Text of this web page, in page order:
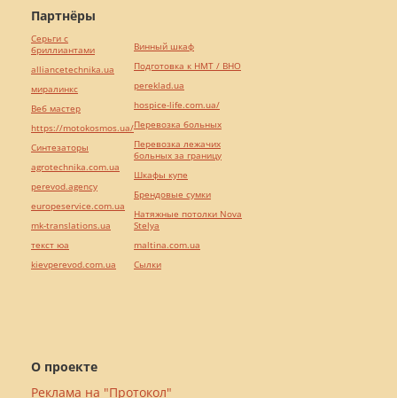
О проекте
Реклама на "Протокол"
Партнёры
Серьги с
бриллиантами
alliancetechnika.ua
миралинкс
Веб мастер
https://motokosmos.ua/
Синтезаторы
agrotechnika.com.ua
perevod.agency
europeservice.com.ua
mk-translations.ua
текст юа
kievperevod.com.ua
Винный шкаф
Подготовка к НМТ / ВНО
pereklad.ua
hospice-life.com.ua/
Перевозка больных
Перевозка лежачих
больных за границу
Шкафы купе
Брендовые сумки
Натяжные потолки Nova
Stelya
maltina.com.ua
Cылки